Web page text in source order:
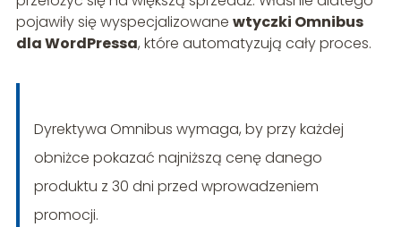
pojawiły się wyspecjalizowane wtyczki Omnibus
dla WordPressa, które automatyzują cały proces.
Dyrektywa Omnibus wymaga, by przy każdej
obniżce pokazać najniższą cenę danego
produktu z 30 dni przed wprowadzeniem
promocji.